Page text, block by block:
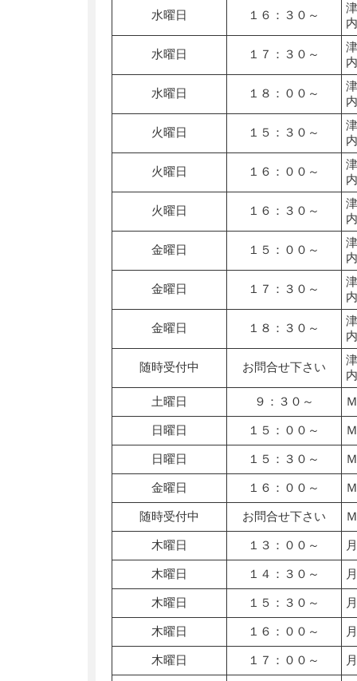
水曜日 １６：３０～
水曜日 １７：３０～
水曜日 １８：００～
火曜日 １５：３０～
火曜日 １６：００～
火曜日 １６：３０～
金曜日 １５：００～
金曜日 １７：３０～
金曜日 １８：３０～
随時受付中 お問合せ下さい
土曜日
９：３０～
日曜日 １５：００～
日曜日 １５：３０～
金曜日 １６：００～
随時受付中 お問合せ下さい
木曜日 １３：００～
木曜日 １４：３０～
木曜日 １５：３０～
木曜日 １６：００～
木曜日 １７：００～